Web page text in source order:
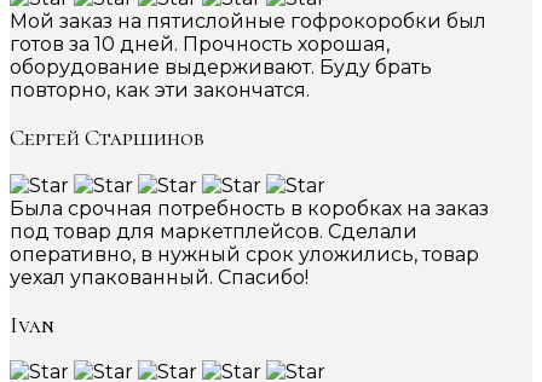
Мой заказ на пятислойные гофрокоробки был
готов за 10 дней. Прочность хорошая,
оборудование выдерживают. Буду брать
повторно, как эти закончатся.
Сергей Старшинов
Была срочная потребность в коробках на заказ
под товар для маркетплейсов. Сделали
оперативно, в нужный срок уложились, товар
уехал упакованный. Спасибо!
Ivan